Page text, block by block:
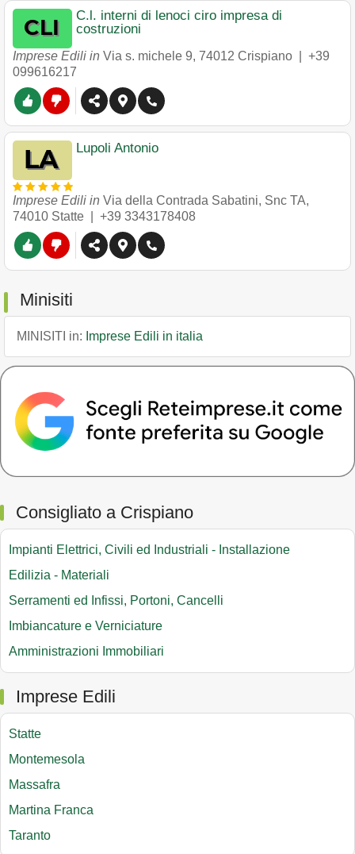
C.l. interni di lenoci ciro impresa di
costruzioni
Imprese Edili in Via s. michele 9, 74012 Crispiano
+39
099616217
Lupoli Antonio
Imprese Edili in Via della Contrada Sabatini, Snc TA,
74010 Statte +39 3343178408
Minisiti
MINISITI in: Imprese Edili in italia
Consigliato a Crispiano
Impianti Elettrici, Civili ed Industriali - Installazione
Edilizia - Materiali
Serramenti ed Infissi, Portoni, Cancelli
Imbiancature e Verniciature
Amministrazioni Immobiliari
Imprese Edili
Statte
Montemesola
Massafra
Martina Franca
Taranto